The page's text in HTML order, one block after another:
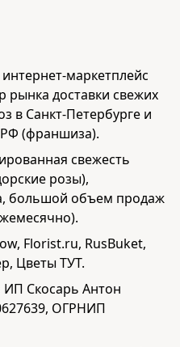
интернет-маркетплейс
рынка доставки свежих
в Санкт-Петербурге и
(франшиза).
свежесть
розы),
большой объем продаж
Florist.ru, RusBuket,
Цветы ТУТ.
ИП Скосарь Антон
ОГРНИП